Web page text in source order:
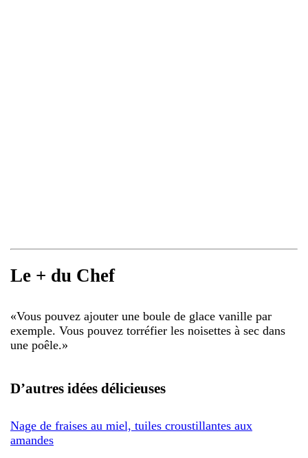
Le + du Chef
«Vous pouvez ajouter une boule de glace vanille par
exemple. Vous pouvez torréfier les noisettes à sec dans
une poêle.»
D’autres idées délicieuses
Nage de fraises au miel, tuiles croustillantes aux
amandes